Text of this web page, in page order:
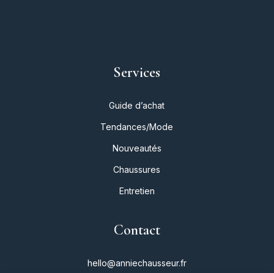
Services
Guide d’achat
Tendances/Mode
Nouveautés
Chaussures
Entretien
Contact
hello@anniechausseur.fr